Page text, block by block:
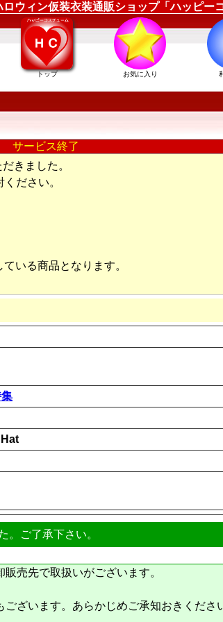
ウィン仮装衣装通販ショップ「ハッピー
トップ お気に入り
サービス終了
きました。
ださい。
いる商品となります。
。ご了承下さい。
売先で取扱いがございます。
ざいます。あらかじめご承知おきくださ